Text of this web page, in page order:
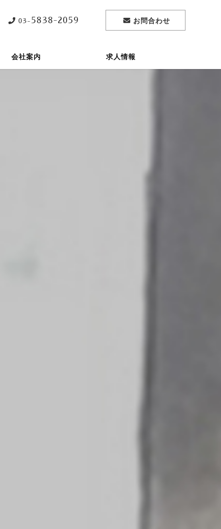
お問合わせ
03- 5838-2059
会社案内 求人情報